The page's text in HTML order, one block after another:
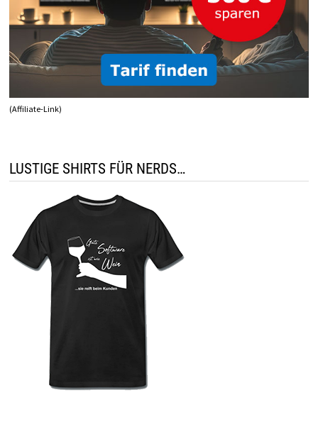
(Affiliate-Link)
LUSTIGE SHIRTS FÜR NERDS…